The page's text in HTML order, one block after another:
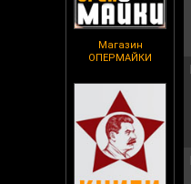
Магазин
ОПЕРМАЙКИ